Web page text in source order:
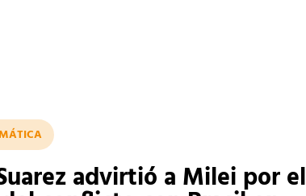
advirtió a Milei por el